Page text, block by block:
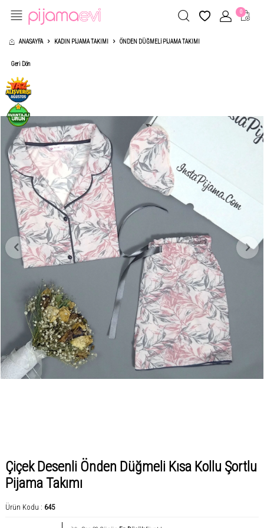
0
ANASAYFA KADIN PIJAMA TAKIMI ÖNDEN DÜĞMELI PIJAMA TAKIMI
Geri Dön
Çiçek Desenli Önden Düğmeli Kısa Kollu Şortlu
Pijama Takımı
Ürün Kodu : 645